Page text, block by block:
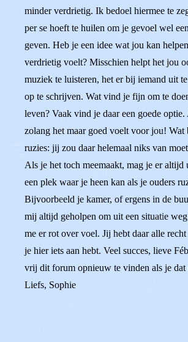
minder verdrietig. Ik bedoel hiermee te
per se hoeft te huilen om je gevoel wel
geven. Heb je een idee wat jou kan
verdrietig voelt? Misschien helpt het jou
muziek te luisteren, het er bij iemand uit
op te schrijven. Wat vind je fijn om te
leven? Vaak vind je daar een goede
zolang het maar goed voelt voor jou! Wat
ruzies: jij zou daar helemaal niks van
Als je het toch meemaakt, mag je er altijd
een plek waar je heen kan als je ouders
Bijvoorbeeld je kamer, of ergens in de
mij altijd geholpen om uit een situatie
me er rot over voel. Jij hebt daar alle
je hier iets aan hebt. Veel succes, lieve
vrij dit forum opnieuw te vinden als je dat
Liefs, Sophie